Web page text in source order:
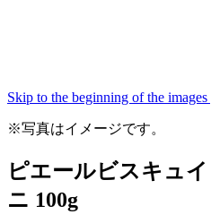
Skip to the beginning of the
※写真はイメージです。
ピエールビスキュ
ニ 100g